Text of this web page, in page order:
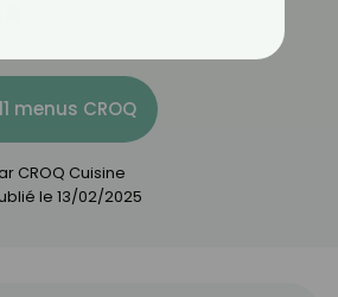
menus CROQ
CROQ Cuisine
le 13/02/2025